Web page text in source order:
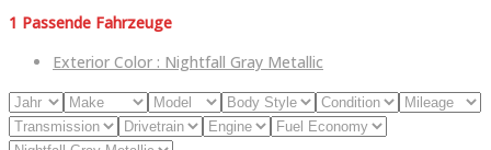
1 Passende Fahrzeuge
Exterior Color : Nightfall Gray Metallic